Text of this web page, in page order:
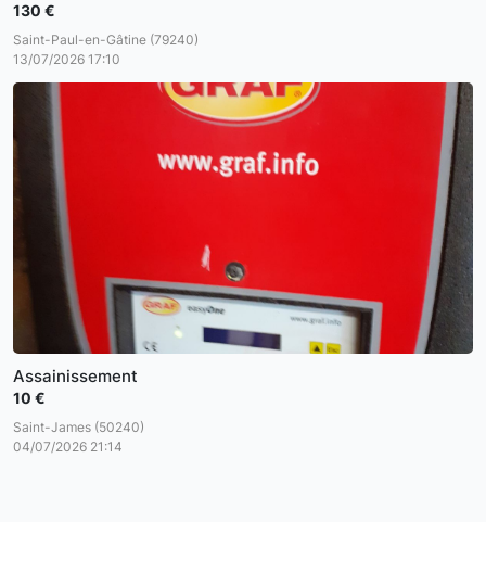
130 €
Saint-Paul-en-Gâtine (79240)
13/07/2026 17:10
Assainissement
10 €
Saint-James (50240)
04/07/2026 21:14